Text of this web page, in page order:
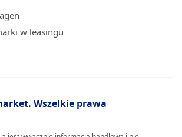
w leasingu
Wszelkie prawa